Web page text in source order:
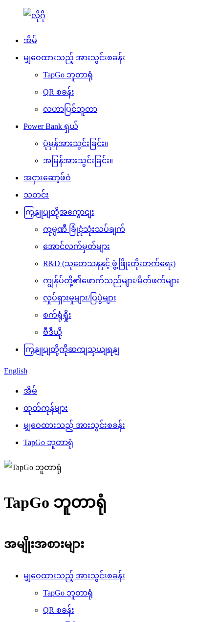
အိမ်
မျှဝေထားသည့် အားသွင်းစခန်း
TapGo ဘူတာရုံ
QR စခန်း
လဟာပြင်ဘူတာ
Power Bank ရှယ်
ပုံမှန်အားသွင်းခြင်း။
အမြန်အားသွင်းခြင်း။
အငှားဆော့ဖ်ဝဲ
သတင်း
ကြှနျုပျတို့အကွောငျး
ကုမ္ပဏီ ခြုံငုံသုံးသပ်ချက်
အောင်လက်မှတ်များ
R&D (သုတေသနနှင့် ဖွံ့ဖြိုးတိုးတက်ရေး)
ကျွန်ုပ်တို့၏ဖောက်သည်များ/မိတ်ဖက်များ
လှုပ်ရှားမှုများ/ပြပွဲများ
စက်ရုံရှိုး
ဗီဒီယို
ကြှနျုပျတို့ကိုဆကျသှယျရနျ
English
အိမ်
ထုတ်ကုန်များ
မျှဝေထားသည့် အားသွင်းစခန်း
TapGo ဘူတာရုံ
TapGo ဘူတာရုံ
အမျိုးအစားများ
မျှဝေထားသည့် အားသွင်းစခန်း
TapGo ဘူတာရုံ
QR စခန်း